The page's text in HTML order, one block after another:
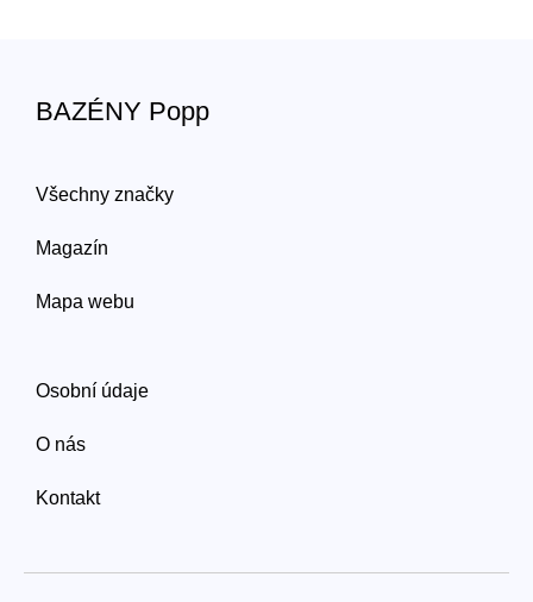
BAZÉNY Popp
Všechny značky
Magazín
Mapa webu
Osobní údaje
O nás
Kontakt